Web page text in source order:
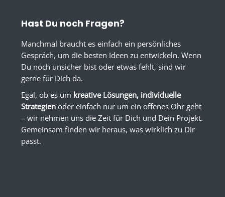
Hast Du noch Fragen?
Manchmal braucht es einfach ein persönliches
Gespräch, um die besten Ideen zu entwickeln. Wenn
Du noch unsicher bist oder etwas fehlt, sind wir
gerne für Dich da.
Egal, ob es um kreative Lösungen, individuelle
Strategien oder einfach nur um ein offenes Ohr geht
– wir nehmen uns die Zeit für Dich und Dein Projekt.
Gemeinsam finden wir heraus, was wirklich zu Dir
passt.